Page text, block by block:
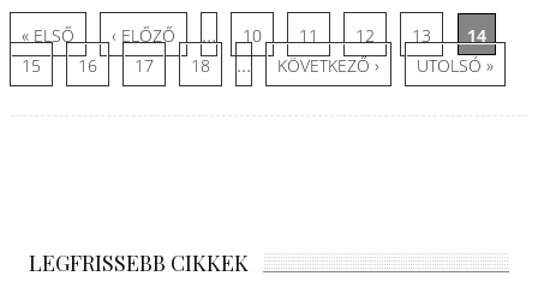
Oldalak
« ELSŐ ‹ ELŐZŐ … 10 11 12 13
14
15
16 17 18 … KÖVETKEZŐ › UTOLSÓ »
LEGFRISSEBB CIKKEK